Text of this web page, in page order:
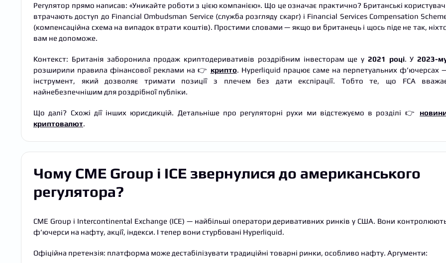
Регулятор прямо написав: «Уникайте роботи з цією компанією». Що це означає практично? Британські
втрачають доступ до Financial Ombudsman Service (служба розгляду скарг) і Financial Services Compensation
(компенсаційна схема на випадок втрати коштів). Простими словами — якщо ви британець і щось піде не так,
вам не допоможе.
Контекст: Британія заборонила продаж криптодеривативів роздрібним інвесторам ще у 2021 році. У2023-
розширили правила фінансової реклами на 👉 крипто. Hyperliquid працює саме на перпетуальних ф’ючерсах
інструмент, який дозволяє тримати позиції з плечем без дати експірації. Тобто те, що FCA
найнебезпечнішим для роздрібної публіки.
Що далі? Схожі дії інших юрисдикцій. Детальніше про регуляторні рухи ми відстежуємо в розділі 👉
криптовалют.
Чому CME Group і ICE звернулися до американського
регулятора?
CME Group і Intercontinental Exchange (ICE) — найбільші оператори деривативних ринків у США. Вони
ф’ючерси на нафту, акції, індекси. І тепер вони стурбовані Hyperliquid.
Офіційна претензія: платформа може дестабілізувати традиційні товарні ринки, особливо нафту. Аргументи: